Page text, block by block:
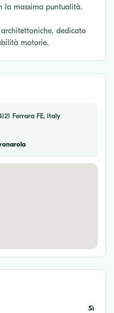
la massima puntualità.
dedicato
motorie.
Ferrara FE, Italy
Sì